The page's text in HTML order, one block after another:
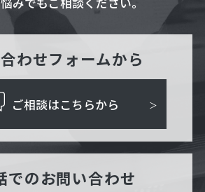
わせフォームから
ご相談はこちらから
でのお問い合わせ